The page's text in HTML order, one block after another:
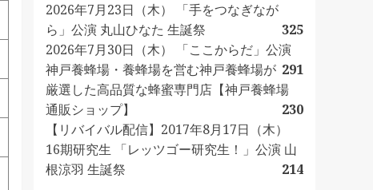
2026年7月23日（木） 「手をつなぎなが
ら」公演 丸山ひなた 生誕祭
325
2026年7月30日（木） 「ここからだ」公演
291
神戸養蜂場・養蜂場を営む神戸養蜂場が
厳選した高品質な蜂蜜専門店【神戸養蜂場
通販ショップ】
230
【リバイバル配信】2017年8月17日（木）
16期研究生 「レッツゴー研究生！」公演 山
根涼羽 生誕祭
214